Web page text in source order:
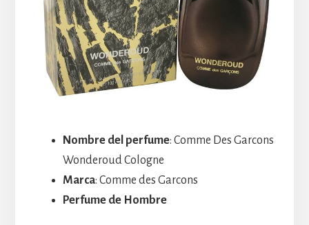
Nombre del perfume: Comme Des Garcons
Wonderoud Cologne
Marca: Comme des Garcons
Perfume de Hombre